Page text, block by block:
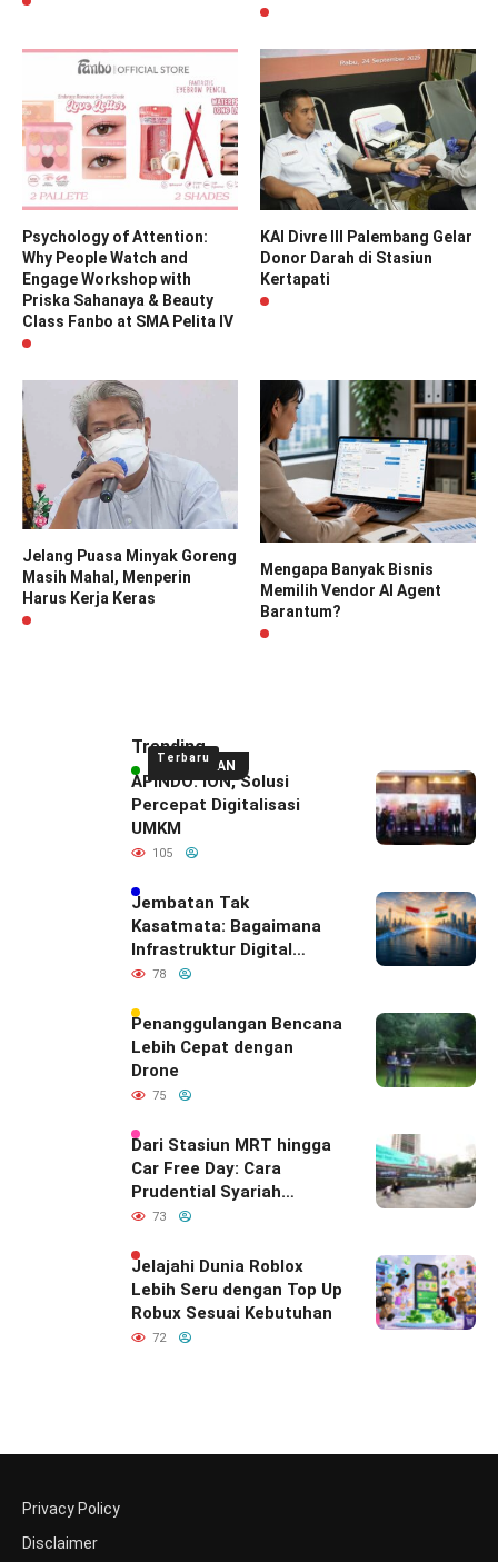
Psychology of Attention:
Why People Watch and
Engage Workshop with
Priska Sahanaya & Beauty
Class Fanbo at SMA Pelita IV
KAI Divre III Palembang Gelar
Donor Darah di Stasiun
Kertapati
Jelang Puasa Minyak Goreng
Masih Mahal, Menperin
Harus Kerja Keras
Mengapa Banyak Bisnis
Memilih Vendor AI Agent
Barantum?
UNGGULAN
Terbaru
Trending
APINDO: ION, Solusi
Percepat Digitalisasi
UMKM
105
Jembatan Tak
Kasatmata: Bagaimana
Infrastruktur Digital
Diam-Diam
Hubungan Indonesia–
India
78
Penanggulangan Bencana
Lebih Cepat dengan
Drone
75
Dari Stasiun MRT hingga
Car Free Day: Cara
Prudential Syariah
Merayakan yang Nomor
Indonesia
73
Jelajahi Dunia Roblox
Lebih Seru dengan Top Up
Robux Sesuai Kebutuhan
72
Privacy Policy
Disclaimer